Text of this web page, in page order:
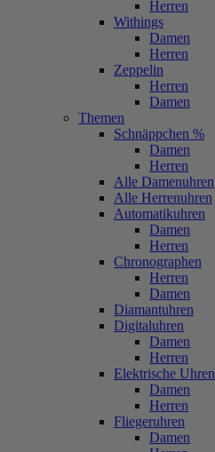
Herren
Withings
Damen
Herren
Zeppelin
Herren
Damen
Themen
Schnäppchen %
Damen
Herren
Alle Damenuhren
Alle Herrenuhren
Automatikuhren
Damen
Herren
Chronographen
Herren
Damen
Diamantuhren
Digitaluhren
Damen
Herren
Elektrische Uhren
Damen
Herren
Fliegeruhren
Damen